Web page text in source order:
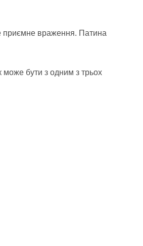
приємне враження. Патина
може бути з одним з трьох